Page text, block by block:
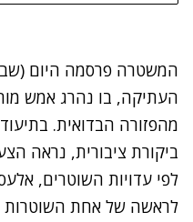
המשטרה פרסמה היום
העתיקה, בו
מהפזורה הבדואית.
ביקורת ציבורית, נראה
לפי עדויות השוטרים,
לראשה של אחת השוטרות